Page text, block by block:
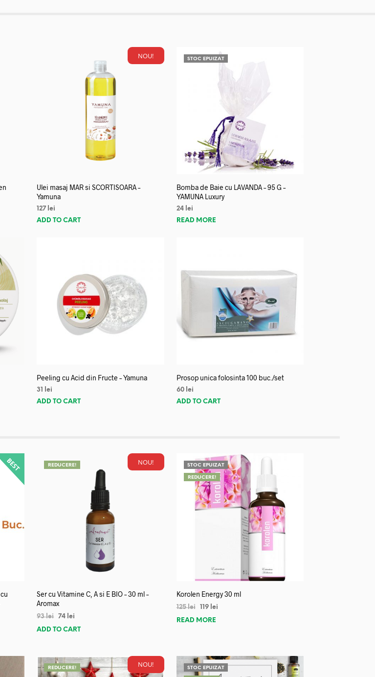
NOU!
Ulei masaj MAR si SCORTISOARA –
Yamuna
127 lei
ADD TO CART
STOC EPUIZAT
Bomba de Baie cu LAVANDA – 95 G –
YAMUNA Luxury
24 lei
READ MORE
Peeling cu Acid din Fructe – Yamuna
31
lei
ADD TO CART
Prosop unica folosinta 100 buc./set
60 lei
ADD TO CART
NOU!
REDUCERE!
Ser cu Vitamine C, A si E BIO – 30 ml –
Aromax
93lei 74 lei
ADD TO CART
STOC EPUIZAT
REDUCERE!
Korolen Energy 30 ml
125lei 119 lei
READ MORE
NOU!
REDUCERE! STOC EPUIZAT